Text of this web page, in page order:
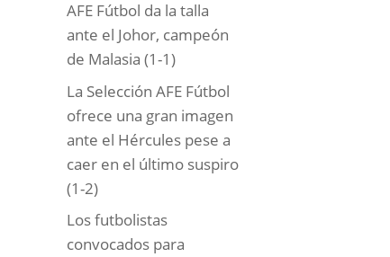
AFE Fútbol da la talla
ante el Johor, campeón
de Malasia (1-1)
La Selección AFE Fútbol
ofrece una gran imagen
ante el Hércules pese a
caer en el último suspiro
(1-2)
Los futbolistas
convocados para